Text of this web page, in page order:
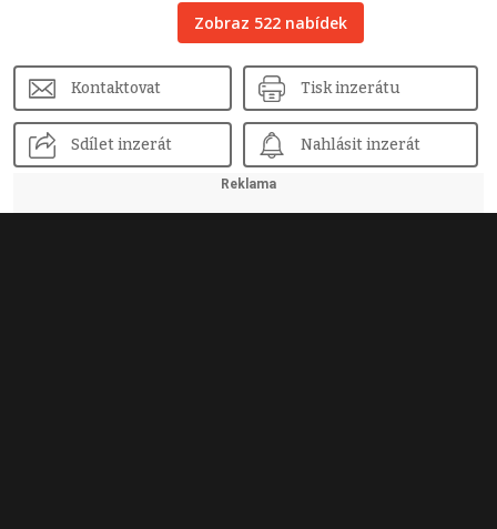
Zobraz 522 nabídek
Kontaktovat Tisk inzerátu
Sdílet inzerát Nahlásit inzerát